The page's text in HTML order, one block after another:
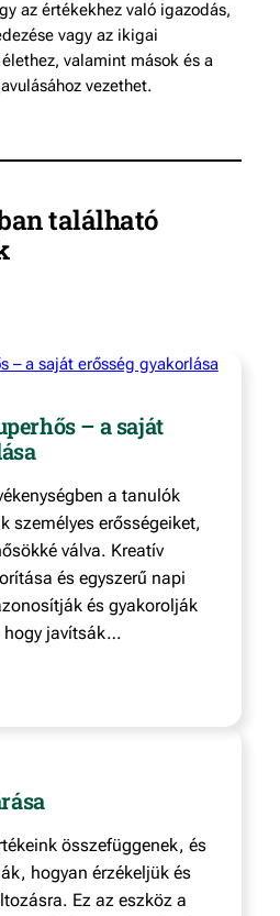
az értékekhez való igazodás,
vagy az ikigai
valamint mások és a
vezethet.
található
– a saját
a tanulók
személyes erősségeiket,
válva. Kreatív
és egyszerű napi
és gyakorolják
hogy javítsák…
összefüggenek, és
hogyan érzékeljük és
Ez az eszköz a